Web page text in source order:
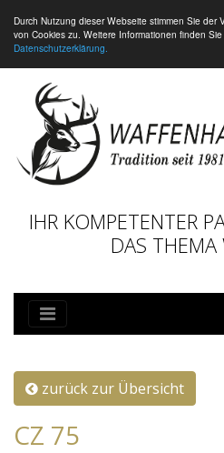
Durch Nutzung dieser Webseite stimmen Sie der
von Cookies zu. Weitere Informationen finden
Datenschutzerklärung.
IHR KOMPETENTER
DAS THEMA
zurück zur Übersicht
CZ 75